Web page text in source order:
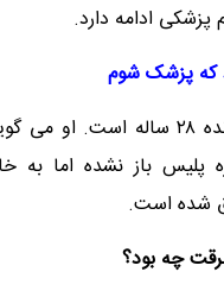
پزشکی ادامه دارد.
که پزشک شوم
متهم این پرونده ۲۸ ساله است.
پلیس باز نشده اما به
شده است.
چه بود؟